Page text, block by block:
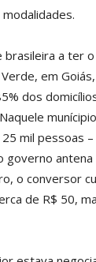
brasileira a ter o
em
dos
mil pessoas
governo antena
o conversor
de R$ 50,